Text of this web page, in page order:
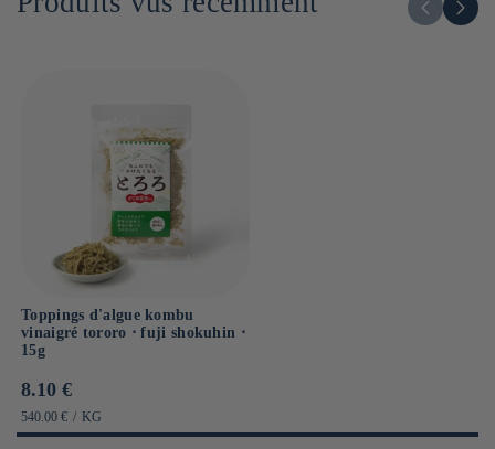
Sel : 0.8g
Toppings d'algue kombu
vinaigré tororo ⋅ fuji shokuhin ⋅
15g
Prix
habituel
8.10 €
PRIX
UNITAIRE
540.00 € / PAR
KG